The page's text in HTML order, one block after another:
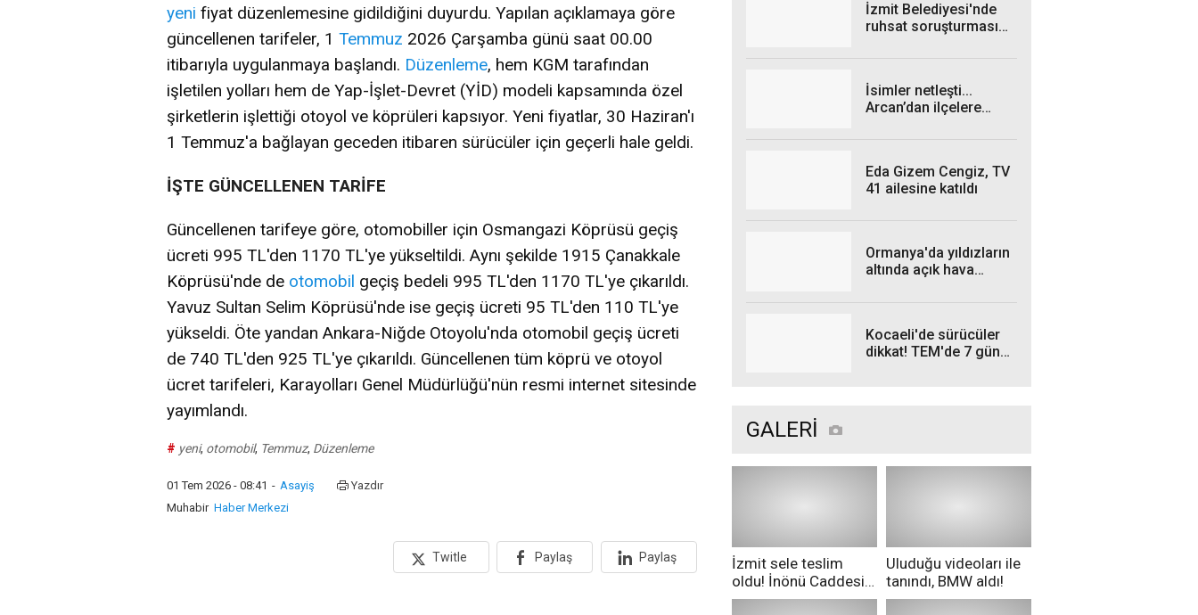
yeni fiyat düzenlemesine gidildiğini duyurdu. Yapılan açıklamaya göre
güncellenen tarifeler, 1 Temmuz 2026 Çarşamba günü saat 00.00
itibarıyla uygulanmaya başlandı. Düzenleme, hem KGM tarafından
işletilen yolları hem de Yap-İşlet-Devret (YİD) modeli kapsamında özel
şirketlerin işlettiği otoyol ve köprüleri kapsıyor. Yeni fiyatlar, 30 Haziran'ı
1 Temmuz'a bağlayan geceden itibaren sürücüler için geçerli hale geldi.
İŞTE GÜNCELLENEN TARİFE
Güncellenen tarifeye göre, otomobiller için Osmangazi Köprüsü geçiş
ücreti 995 TL'den 1170 TL'ye yükseltildi. Aynı şekilde 1915 Çanakkale
Köprüsü'nde de otomobil geçiş bedeli 995 TL'den 1170 TL'ye çıkarıldı.
Yavuz Sultan Selim Köprüsü'nde ise geçiş ücreti 95 TL'den 110 TL'ye
yükseldi. Öte yandan Ankara-Niğde Otoyolu'nda otomobil geçiş ücreti
de 740 TL'den 925 TL'ye çıkarıldı. Güncellenen tüm köprü ve otoyol
ücret tarifeleri, Karayolları Genel Müdürlüğü'nün resmi internet sitesinde
yayımlandı.
# yeni, otomobil, Temmuz, Düzenleme
01 Tem 2026 - 08:41 - Asayiş
Yazdır
Muhabir Haber Merkezi
Twitle Paylaş Paylaş
İzmit Belediyesi'nde
ruhsat soruşturması
İsimler netleşti...
Arcan’dan ilçelere
Eda Gizem Cengiz, TV
41 ailesine katıldı
Ormanya'da yıldızların
altında açık hava
Kocaeli'de sürücüler
dikkat! TEM'de 7 gün
GALERİ
İzmit sele teslim
oldu! İnönü Caddesi
göle döndü!
Uluduğu videoları ile
tanındı, BMW aldı!